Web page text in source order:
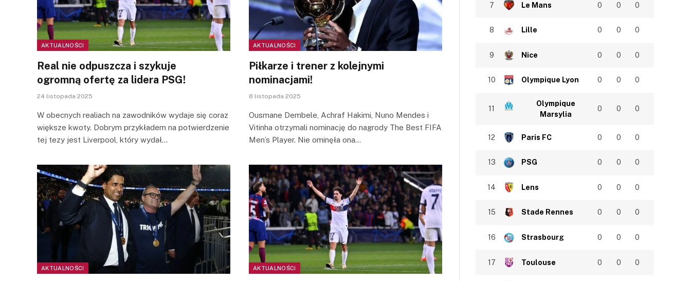
AKTUALNOŚCI
Real nie odpuszcza i szykuje
ogromną ofertę za lidera PSG!
24 listopada 2025
W obecnych realiach na zawodników wydaje się coraz
większe kwoty. Dobrym przykładem na potwierdzenie
tej tezy jest Liverpool, który wydał…
AKTUALNOŚCI
Piłkarze i trener z kolejnymi
nominacjami!
8 listopada 2025
Ousmane Dembele, Achraf Hakimi, Nuno Mendes i
Vitinha otrzymali nominację do nagrody The Best FIFA
Men’s Player. Nie ominęła ona…
AKTUALNOŚCI AKTUALNOŚCI
7 Le Mans 0 0 0
8 Lille 0 0 0
9 Nice 0 0 0
10 Olympique Lyon 0 0 0
11
Olympique
Marsylia
0 0 0
12 Paris FC 0 0 0
13 PSG 0 0 0
14 Lens 0 0 0
15 Stade Rennes 0 0 0
16 Strasbourg 0 0 0
17 Toulouse 0 0 0